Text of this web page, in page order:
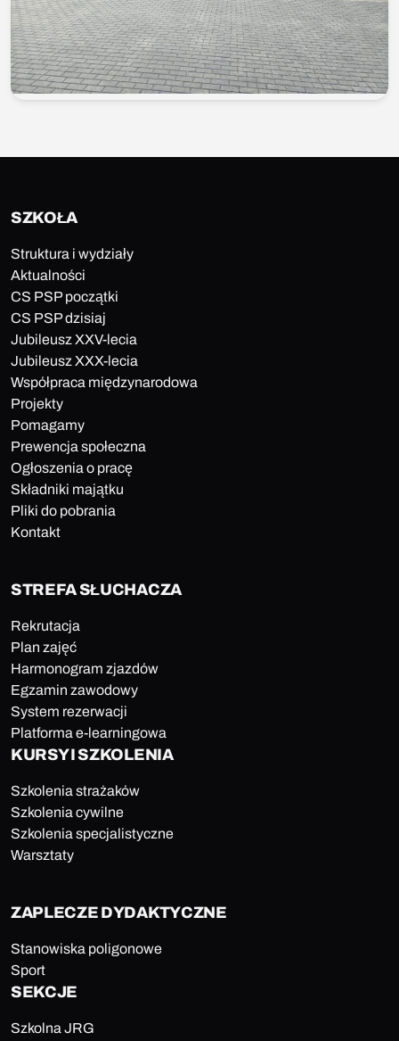
SZKOŁA
Struktura i wydziały
Aktualności
CS PSP początki
CS PSP dzisiaj
Jubileusz XXV-lecia
Jubileusz XXX-lecia
Współpraca międzynarodowa
Projekty
Pomagamy
Prewencja społeczna
Ogłoszenia o pracę
Składniki majątku
Pliki do pobrania
Kontakt
STREFA SŁUCHACZA
Rekrutacja
Plan zajęć
Harmonogram zjazdów
Egzamin zawodowy
System rezerwacji
Platforma e-learningowa
KURSY I SZKOLENIA
Szkolenia strażaków
Szkolenia cywilne
Szkolenia specjalistyczne
Warsztaty
ZAPLECZE DYDAKTYCZNE
Stanowiska poligonowe
Sport
SEKCJE
Szkolna JRG